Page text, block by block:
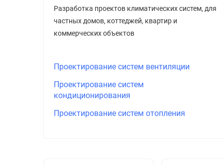
Разработка проектов климатических систем, для
частных домов, коттеджей, квартир и
коммерческих объектов
Проектирование систем вентиляции
Проектирование систем
кондиционирования
Проектирование систем отопления